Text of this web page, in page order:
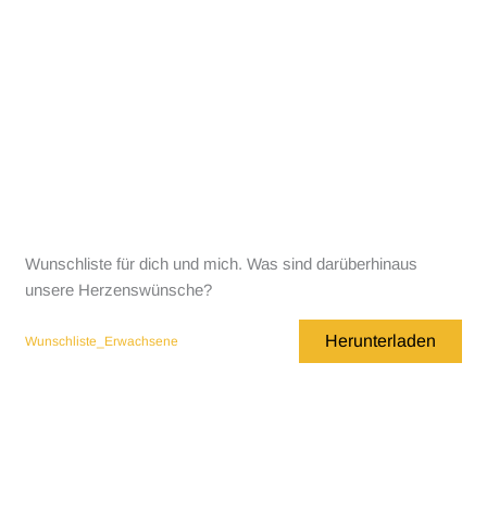
Wunschliste für dich und mich. Was sind darüberhinaus
unsere Herzenswünsche?
Wunschliste_Erwachsene Herunterladen